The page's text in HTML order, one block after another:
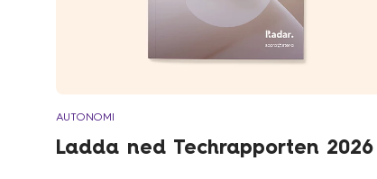
AUTONOMI
Ladda ned Techrapporten 2026